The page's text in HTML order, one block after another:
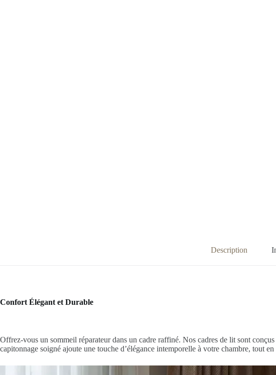
Description
Confort Élégant et Durable
Offrez-vous un sommeil réparateur dans un cadre raffiné. Nos cadres de lit sont
capitonnage soigné ajoute une touche d’élégance intemporelle à votre chambre, tout